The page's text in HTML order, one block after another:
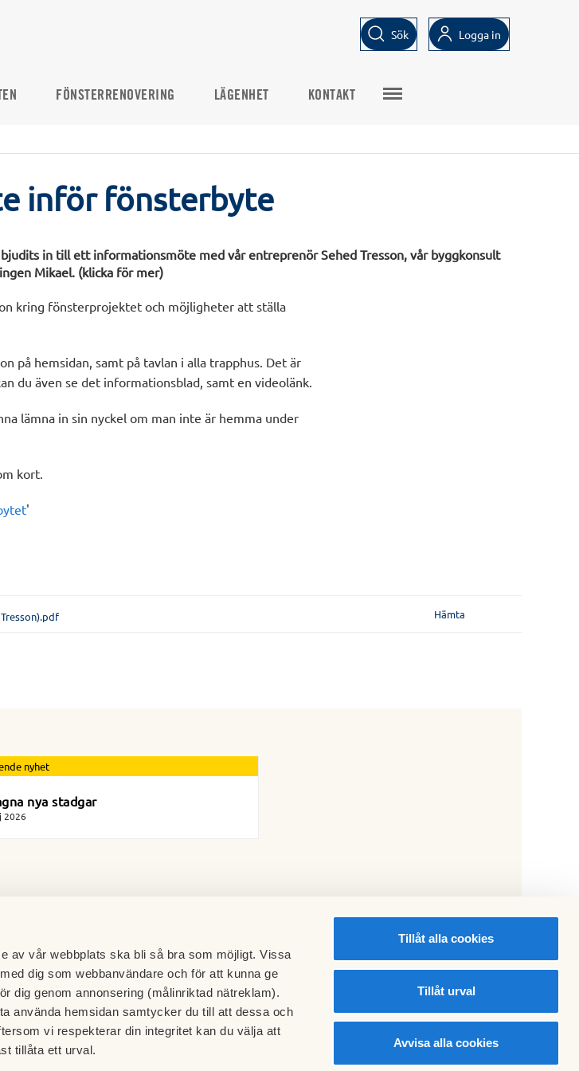
av vår webbplats ska bli så bra som möjligt. Vissa
dig som webbanvändare och för att kunna ge
dig genom annonsering (målinriktad nätreklam).
använda hemsidan samtycker du till att dessa och
vi respekterar din integritet kan du välja att
tillåta ett urval.
Tillåt alla cookies
Tillåt urval
Avvisa alla cookies
Sök Logga in
FÖNSTERRENOVERING LÄGENHET KONTAKT
inför fönsterbyte
in till ett informationsmöte med vår entreprenör Sehed Tresson, vår byggkonsult
Mikael. (klicka för mer)
kring fönsterprojektet och möjligheter att ställa
på hemsidan, samt på tavlan i alla trapphus. Det är
du även se det informationsblad, samt en videolänk.
lämna in sin nyckel om man inte är hemma under
kort.
'
Hämta
nyhet
nya stadgar
2026
Kontaktinformation Brf Isänkan
Besök HSB.se